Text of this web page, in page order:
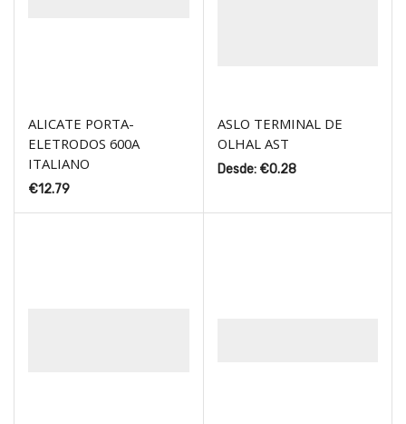
ALICATE PORTA-
ELETRODOS 600A
ITALIANO
€12.79
ASLO TERMINAL DE
OLHAL AST
Desde: €0.28